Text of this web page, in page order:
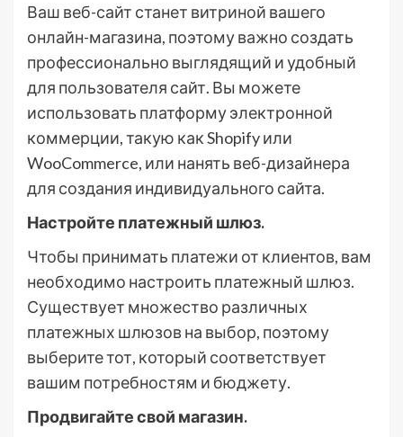
Ваш веб-сайт станет витриной вашего
онлайн-магазина, поэтому важно создать
профессионально выглядящий и удобный
для пользователя сайт. Вы можете
использовать платформу электронной
коммерции, такую как Shopify или
WooCommerce, или нанять веб-дизайнера
для создания индивидуального сайта.
Настройте платежный шлюз.
Чтобы принимать платежи от клиентов, вам
необходимо настроить платежный шлюз.
Существует множество различных
платежных шлюзов на выбор, поэтому
выберите тот, который соответствует
вашим потребностям и бюджету.
Продвигайте свой магазин.